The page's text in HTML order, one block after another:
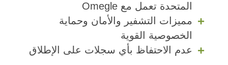
المتحدة تعمل مع Omegle
مميزات التشفير والأمان وحماية
الخصوصية القوية
عدم الاحتفاظ بأي سجلات على الإطلاق